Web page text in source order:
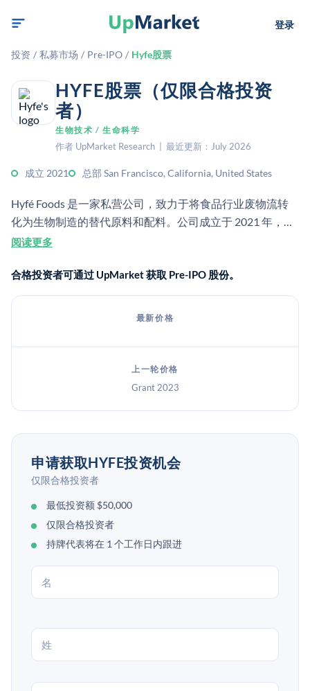
登录
投资 / 私募市场 / Pre-IPO / Hyfe股票
HYFE股票（仅限合格投资
者）
生物技术 / 生命科学
作者 UpMarket Research | 最近更新：July 2026
成立 2021 总部 San Francisco, California, United States
Hyfé Foods 是一家私营公司，致力于将食品行业废物流转
化为生物制造的替代原料和配料。公司成立于 2021 年，总
部位于旧金山。该公司专注于面向化学品、材料和食品的循
阅读更多
合格投资者可通过 UpMarket 获取 Pre-IPO 股份。
最新价格
上一轮价格
Grant 2023
申请获取HYFE投资机会
仅限合格投资者
最低投资额 $50,000
仅限合格投资者
持牌代表将在 1 个工作日内跟进